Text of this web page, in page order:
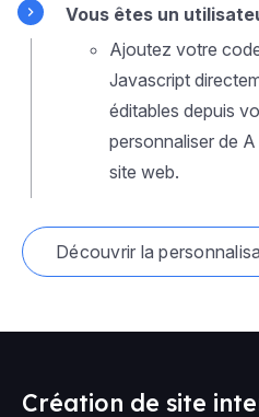
Vous êtes un
Ajoutez votre
Javascript
éditables depuis
personnaliser de
site web.
Découvrir la
Création de site